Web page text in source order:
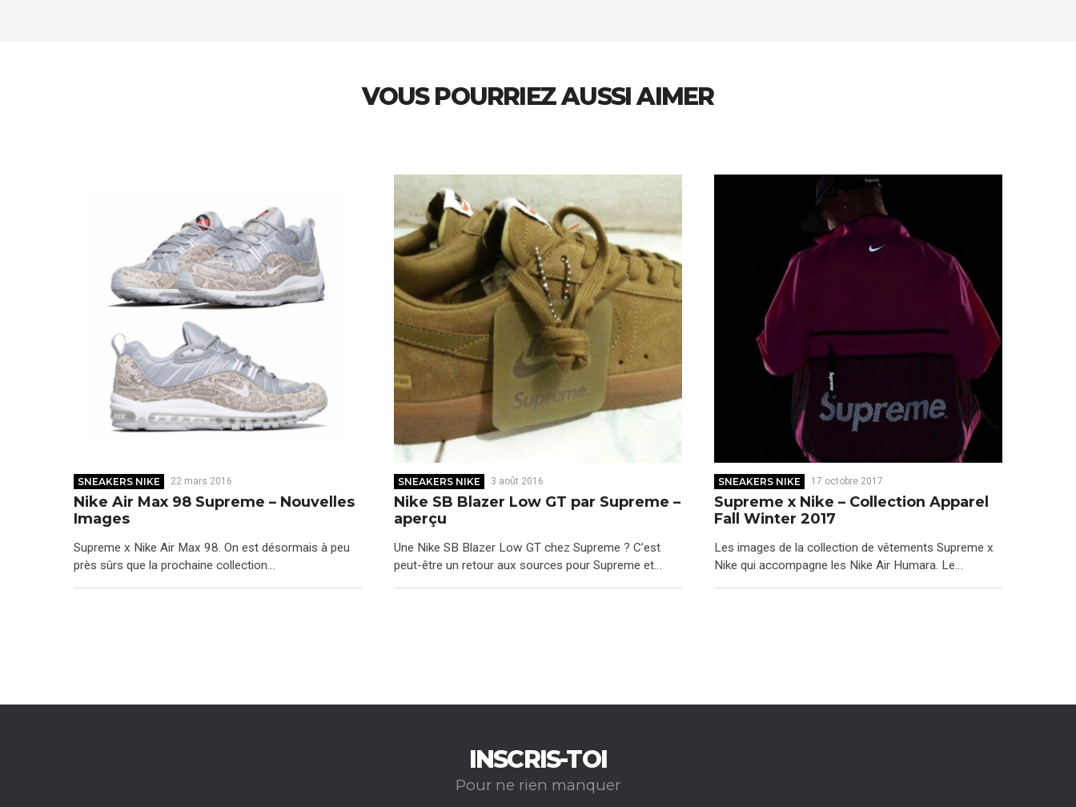
VOUS POURRIEZ AUSSI AIMER
SNEAKERS NIKE 22 mars 2016
Nike Air Max 98 Supreme – Nouvelles
Images
Supreme x Nike Air Max 98. On est désormais à peu
près sûrs que la prochaine collection…
SNEAKERS NIKE 3 août 2016
Nike SB Blazer Low GT par Supreme –
aperçu
Une Nike SB Blazer Low GT chez Supreme ? C’est
peut-être un retour aux sources pour Supreme et…
SNEAKERS NIKE 17 octobre 2017
Supreme x Nike – Collection Apparel
Fall Winter 2017
Les images de la collection de vêtements Supreme x
Nike qui accompagne les Nike Air Humara. Le…
INSCRIS-TOI
Pour ne rien manquer